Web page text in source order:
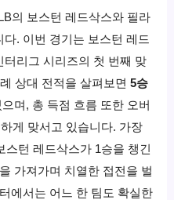
의 보스턴 레드삭스와 필라
. 이번 경기는 보스턴 레드
리그 시리즈의 첫 번째 맞
상대 전적을 살펴보면5승
며, 총 득점 흐름 또한 오버
게 맞서고 있습니다. 가장
턴 레드삭스가 1승을 챙긴
가져가며 치열한 접전을 벌
에서는 어느 한 팀도 확실한